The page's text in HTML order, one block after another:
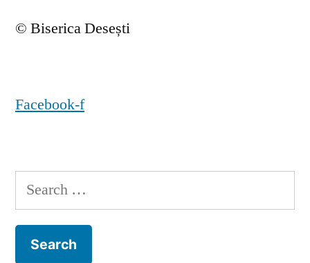
© Biserica Desești
Facebook-f
Search
for: